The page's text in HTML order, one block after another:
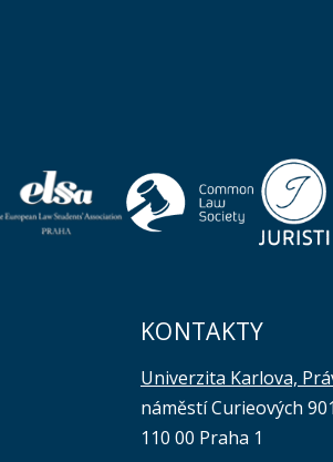
KONTAKTY
Univerzita Karlova,
náměstí Curieových
110 00 Praha 1